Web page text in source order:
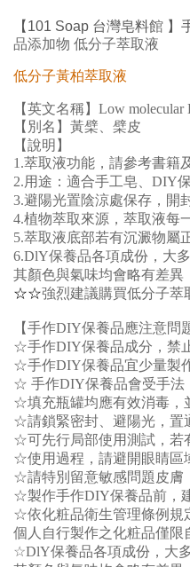
【 101 Soap 台灣皂料館 】
品添加物 低分子萃取液
低分子黃柏萃取液
【英文名稱】 Low molecular
【別名】黃檗、檗皮
【說明】
1.萃取液功能，請參考書籍
2.用途：適合手工皂、DIY
3.避陽光置陰涼處保存，開
4.植物萃取來源，萃取液每
5.萃取液底部若有沉澱物屬
6.DlY保養品各項成份，大
其顏色與氣味均會略有差
☆☆強烈建議購買低分子萃
【手作DIY保養品應注意問
☆手作DIY保養品成分，禁
☆手作DIY保養品宜少量製
☆ 手作DIY保養品會受手法
☆填充瓶罐均應有效消毒，
☆請鎖緊密封、避陽光，置
☆可先行局部使用測試，若
☆使用過程，請避開眼睛區
☆請特別留意敏感問題皮膚
☆製作手作DIY保養品前，
☆依化粧品衛生管理條例規
個人自行製作之化粧品僅限
☆DlY保養品各項成份，大